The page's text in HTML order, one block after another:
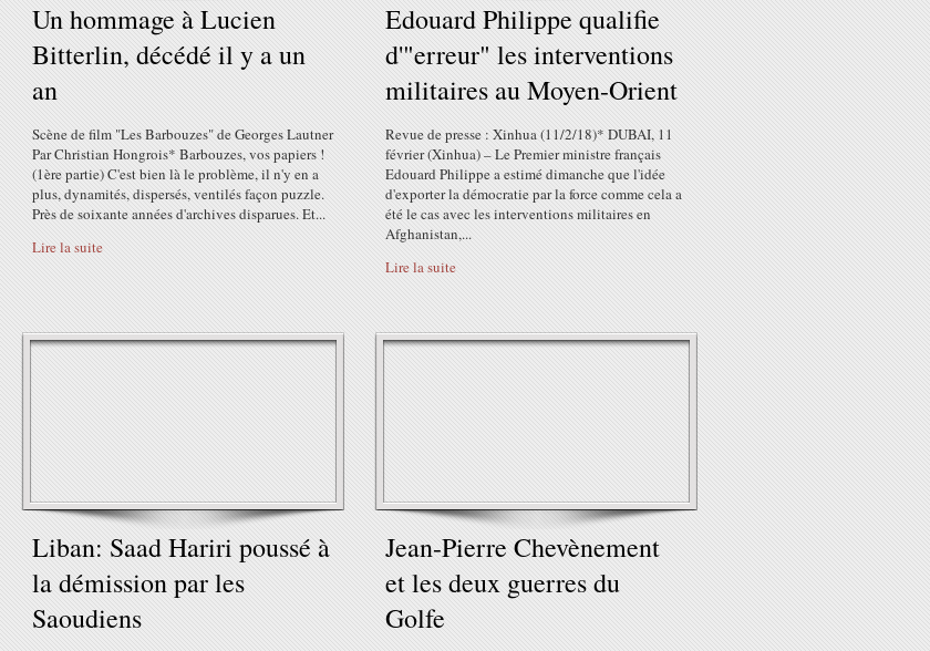
Un hommage à Lucien
Bitterlin, décédé il y a un
an
Scène de film "Les Barbouzes" de Georges Lautner
Par Christian Hongrois* Barbouzes, vos papiers !
(1ère partie) C'est bien là le problème, il n'y en a
plus, dynamités, dispersés, ventilés façon puzzle.
Près de soixante années d'archives disparues. Et...
Lire la suite
Edouard Philippe qualifie
d'"erreur" les interventions
militaires au Moyen-Orient
Revue de presse : Xinhua (11/2/18)* DUBAI, 11
février (Xinhua) – Le Premier ministre français
Edouard Philippe a estimé dimanche que l'idée
d'exporter la démocratie par la force comme cela a
été le cas avec les interventions militaires en
Afghanistan,...
Lire la suite
Liban: Saad Hariri poussé à
la démission par les
Saoudiens
Jean-Pierre Chevènement
et les deux guerres du
Golfe